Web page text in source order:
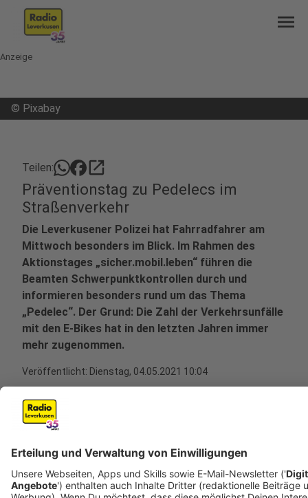
menu
Anzeige
© Pixabay
Teilen: open_in_new
Präventionstag zu Pedelecs im
Straßenverkehr
Die Leverkusener Polizei hat Fahrradfahrer am
Mittwoch besonders im Blick. Im Rahmen des
Aktionstages „sicher.mobil.leben“ führen die
Beamten Schwerpunktkontrollen durch und
informieren besonders rund um das Thema
„Pedelec“. Der Grund: Die Zahl der Verkehrsunfälle
mit den E-Bikes hat in den letzten Jahren immer
mehr zugenommen.
Veröffentlicht: Dienstag, 04.05.2021 10:04
Anzeige
Allein im letzten Jahr hat die Polizei ein Plus von 30
Prozent gegenüber dem Vorjahr verzeichnet. Mehr als
20 Prozent der Verunglückten Radfahrer war älter als